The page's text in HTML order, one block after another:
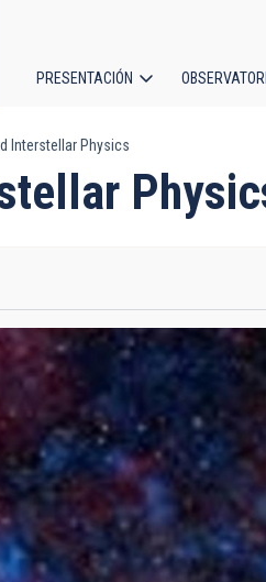
principal
PRESENTACIÓN
Interstellar Physics